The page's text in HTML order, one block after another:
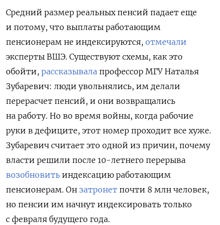
Средний размер реальных пенсий падает еще
и потому, что выплаты работающим
пенсионерам не индексируются, отмечали
эксперты ВШЭ. Существуют схемы, как это
обойти, рассказывала профессор МГУ Наталья
Зубаревич: люди увольнялись, им делали
перерасчет пенсий, и они возвращались
на работу. Но во время войны, когда рабочие
руки в дефиците, этот номер проходит все хуже.
Зубаревич считает это одной из причин, почему
власти решили после 10-летнего перерыва
возобновить индексацию работающим
пенсионерам. Он затронет почти 8 млн человек,
но пенсии им начнут индексировать только
с февраля будущего года.